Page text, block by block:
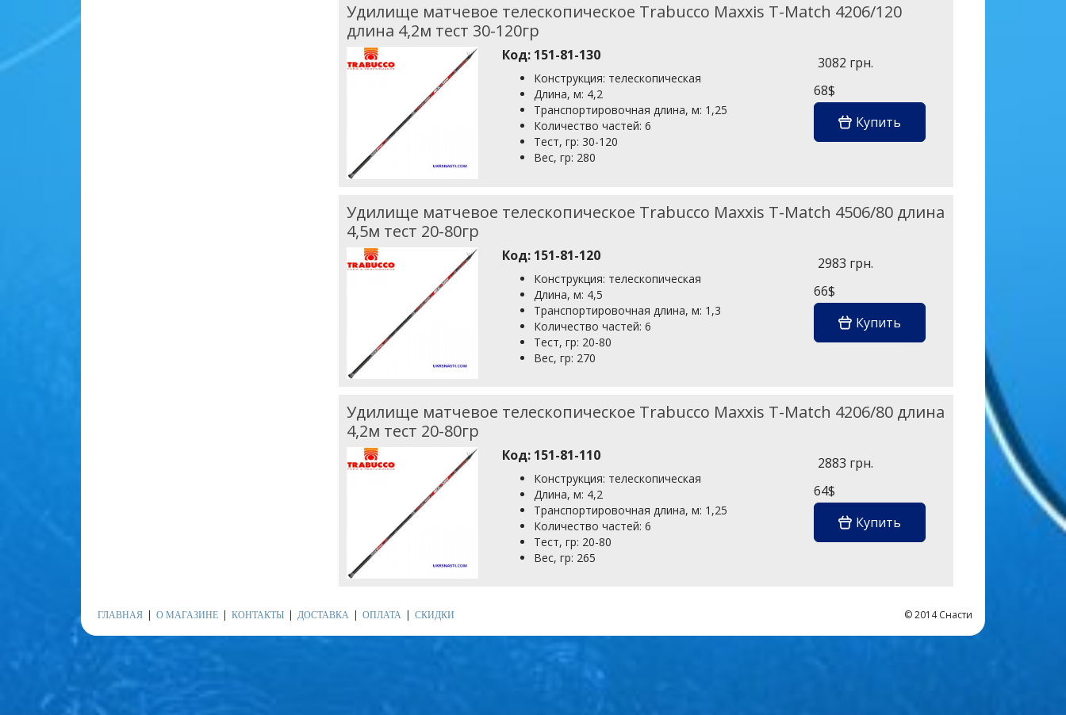
Удилище матчевое телескопическое Trabucco Maxxis T-Match 4206/120
длина 4,2м тест 30-120гр
Код: 151-81-130
Конструкция: телескопическая
Длина, м: 4,2
Транспортировочная длина, м: 1,25
Количество частей: 6
Тест, гр: 30-120
Вес, гр: 280
3082 грн.
68$
Купить
Удилище матчевое телескопическое Trabucco Maxxis T-Match 4506/80 длина
4,5м тест 20-80гр
Код: 151-81-120
Конструкция: телескопическая
Длина, м: 4,5
Транспортировочная длина, м: 1,3
Количество частей: 6
Тест, гр: 20-80
Вес, гр: 270
2983 грн.
66$
Купить
Удилище матчевое телескопическое Trabucco Maxxis T-Match 4206/80 длина
4,2м тест 20-80гр
Код: 151-81-110
Конструкция: телескопическая
Длина, м: 4,2
Транспортировочная длина, м: 1,25
Количество частей: 6
Тест, гр: 20-80
Вес, гр: 265
2883 грн.
64$
Купить
ГЛАВНАЯ О МАГАЗИНЕ КОНТАКТЫ ДОСТАВКА ОПЛАТА СКИДКИ © 2014 Снасти